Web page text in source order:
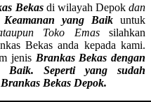
Bekasdi wilayah Depokdan
yang Baikuntuk
Toko Emassilahkan
Bekas anda kepada kami.
jenis Brankas Bekas dengan
Baik. Seperti yang sudah
Bekas Depok.